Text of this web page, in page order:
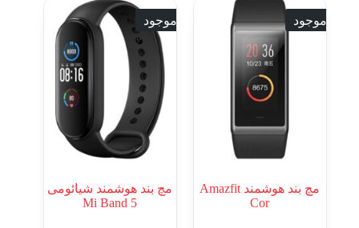
ناموجود
مچ بند هوشمند Amazfit
Cor
ناموجود
مچ بند هوشمند شیائومی
Mi Band 5